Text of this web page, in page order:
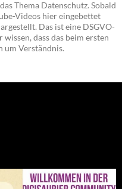
Thema Datenschutz. Sobald
Videos hier eingebettet
Das ist eine DSGVO-
dass das beim ersten
um Verständnis.